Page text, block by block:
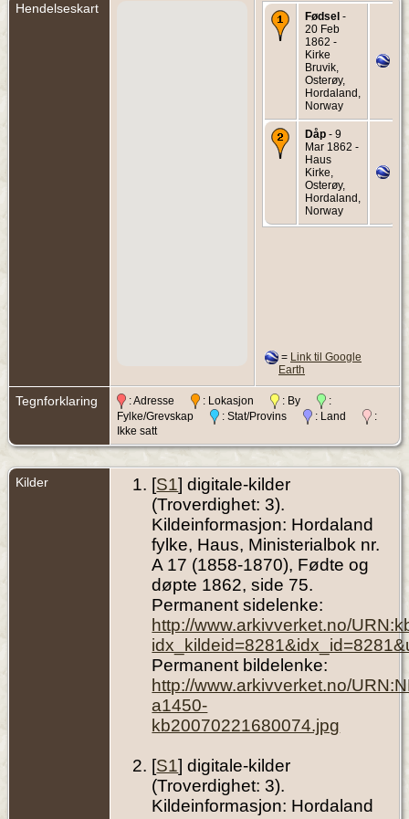
Hendelseskart
Fødsel -
20 Feb
1862 -
Kirke
Bruvik,
Osterøy,
Hordaland,
Norway
Dåp - 9
Mar 1862 -
Haus
Kirke,
Osterøy,
Hordaland,
Norway
= Link til Google
Earth
Tegnforklaring : Adresse : Lokasjon : By
:
Fylke/Grevskap
: Stat/Provins : Land
:
Ikke satt
Kilder [S1] digitale-kilder
(Troverdighet: 3).
Kildeinformasjon: Hordaland
fylke, Haus, Ministerialbok nr.
A 17 (1858-1870), Fødte og
døpte 1862, side 75.
Permanent sidelenke:
http://www.arkivverket.no/
Permanent bildelenke:
http://www.arkivverket.no/
a1450-
kb20070221680074.jpg
[S1] digitale-kilder
(Troverdighet: 3).
Kildeinformasjon: Hordaland